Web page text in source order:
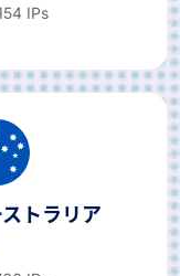
IPs
トラリア